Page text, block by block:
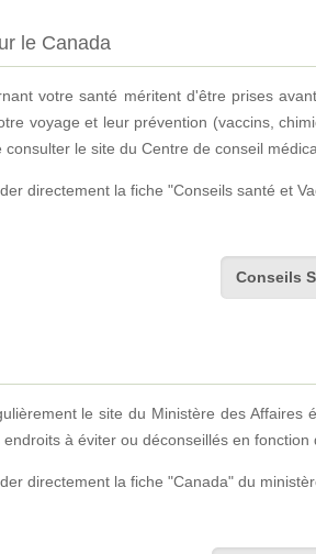
le Canada
votre santé méritent d'être prises
voyage et leur prévention (vaccins,
le site du Centre de conseil
directement la fiche "Conseils santé et
Conseils
le site du Ministère des
à éviter ou déconseillés en fonction
directement la fiche "Canada" du